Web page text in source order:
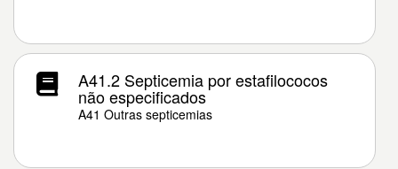
A41.2 Septicemia por estafilococos
não especificados
A41 Outras septicemias